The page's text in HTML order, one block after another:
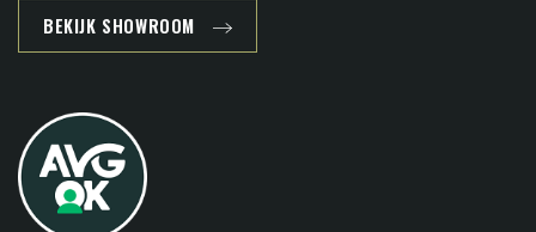
BEKIJK SHOWROOM